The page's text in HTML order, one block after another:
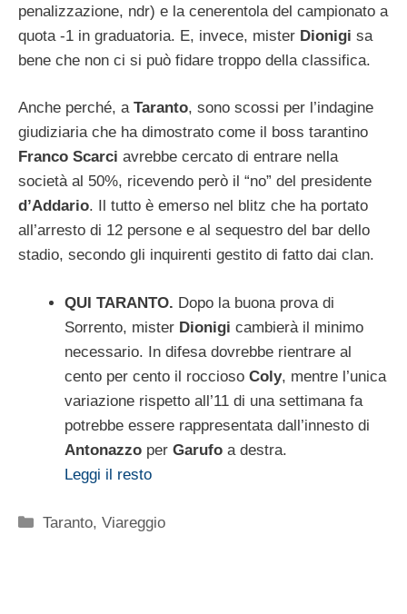
penalizzazione, ndr) e la cenerentola del campionato a
quota -1 in graduatoria. E, invece, mister Dionigi sa
bene che non ci si può fidare troppo della classifica.
Anche perché, a Taranto, sono scossi per l’indagine
giudiziaria che ha dimostrato come il boss tarantino
Franco Scarci avrebbe cercato di entrare nella
società al 50%, ricevendo però il “no” del presidente
d’Addario. Il tutto è emerso nel blitz che ha portato
all’arresto di 12 persone e al sequestro del bar dello
stadio, secondo gli inquirenti gestito di fatto dai clan.
QUI TARANTO. Dopo la buona prova di
Sorrento, mister Dionigi cambierà il minimo
necessario. In difesa dovrebbe rientrare al
cento per cento il roccioso Coly, mentre l’unica
variazione rispetto all’11 di una settimana fa
potrebbe essere rappresentata dall’innesto di
Antonazzo per Garufo a destra.
Leggi il resto
Categorie
Taranto,Viareggio